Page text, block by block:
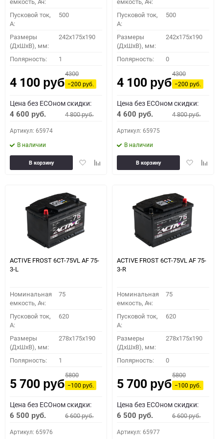
Пусковой ток,
A:
500
Размеры
(ДхШхВ), мм:
242x175x190
Полярность: 1
4 100 руб.
4300
−200руб.
Цена без ECOном скидки:
4 600 руб. 4 800руб.
Артикул: 65974
В наличии
ДобавитьДобавить
В корзину
Пусковой ток,
A:
500
Размеры
(ДхШхВ), мм:
242x175x190
Полярность: 0
4 100 руб.
4300
−200руб.
Цена без ECOном скидки:
4 600 руб. 4 800руб.
Артикул: 65975
В наличии
Добавить
В корзину
ACTIVE FROST 6СТ-75VL АF 75-
3-L
Номинальная
емкость, Ач:
75
Пусковой ток,
A:
620
Размеры
(ДхШхВ), мм:
278x175x190
Полярность: 1
5 700 руб.
5800
−100руб.
Цена без ECOном скидки:
6 500 руб. 6 600руб.
Артикул: 65976
ACTIVE FROST 6СТ-75VL АF 75-
3-R
Номинальная
емкость, Ач:
75
Пусковой ток,
A:
620
Размеры
(ДхШхВ), мм:
278x175x190
Полярность: 0
5 700 руб.
5800
−100руб.
Цена без ECOном скидки:
6 500 руб. 6 600руб.
Артикул: 65977